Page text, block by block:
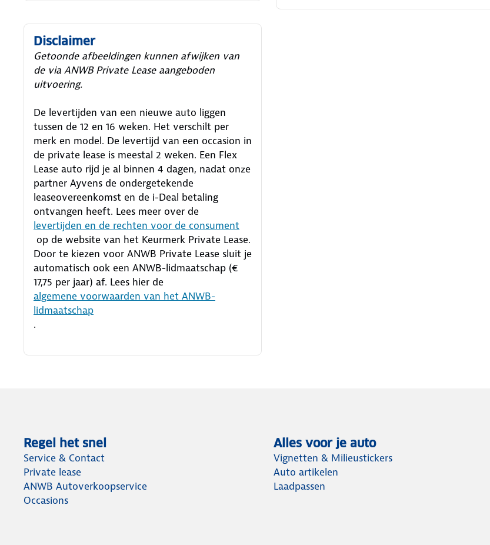
Disclaimer
Getoonde afbeeldingen kunnen afwijken van
de via ANWB Private Lease aangeboden
uitvoering.
De levertijden van een nieuwe auto liggen
tussen de 12 en 16 weken. Het verschilt per
merk en model. De levertijd van een occasion in
de private lease is meestal 2 weken. Een Flex
Lease auto rijd je al binnen 4 dagen, nadat onze
partner Ayvens de ondergetekende
leaseovereenkomst en de i-Deal betaling
ontvangen heeft. Lees meer over de
levertijden en de rechten voor de consument
op de website van het Keurmerk Private Lease.
Door te kiezen voor ANWB Private Lease sluit je
automatisch ook een ANWB-lidmaatschap (€
17,75 per jaar) af. Lees hier de
algemene voorwaarden van het ANWB-
lidmaatschap
.
Regel het snel
Service & Contact
Private lease
ANWB Autoverkoopservice
Occasions
Alles voor je auto
Vignetten & Milieustickers
Auto artikelen
Laadpassen